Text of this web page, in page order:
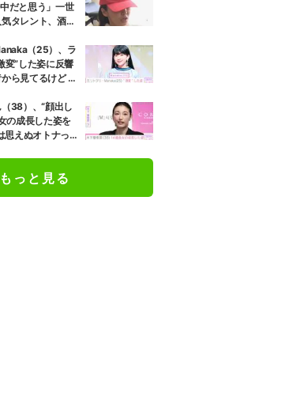
だと思う」一世
タレント、酒漬
（25）、ラ
変”した姿に反響
から見てるけど 最
38）、“顔出し
の成長した姿を
思えぬオトナっぽ
もっと見る